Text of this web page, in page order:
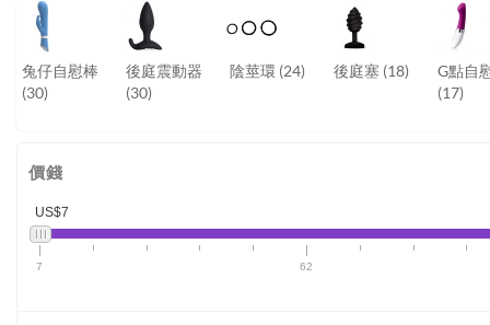
兔仔自慰棒
(30)
後庭震動器
(30)
陰莖環 (24) 後庭塞 (18)
G點自
(17)
價錢
US$7
7 62